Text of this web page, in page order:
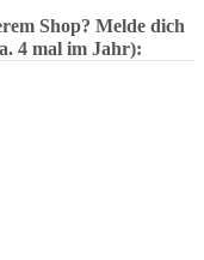
Shop? Melde dich
4 mal im Jahr):